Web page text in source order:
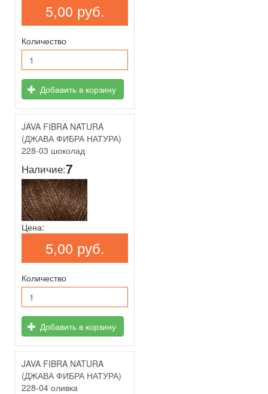
5,00 руб.
Количество
Добавить в корзину
JAVA FIBRA NATURA
(ДЖАВА ФИБРА НАТУРА)
228-03 шоколад
Наличие:7
Цена:
5,00 руб.
Количество
Добавить в корзину
JAVA FIBRA NATURA
(ДЖАВА ФИБРА НАТУРА)
228-04 оливка